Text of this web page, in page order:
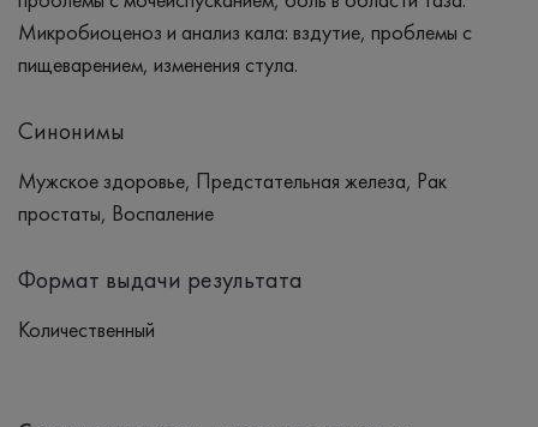
Микробиоценоз и анализ кала: вздутие, проблемы с
пищеварением, изменения стула.
Синонимы
Мужское здоровье, Предстательная железа, Рак
простаты, Воспаление
Формат выдачи результата
Количественный